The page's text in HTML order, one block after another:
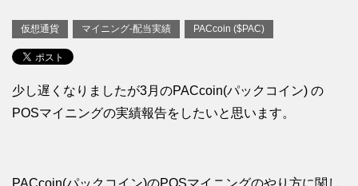
仮想通貨 マイニング-配当実績 PACcoin ($PAC)
少し遅くなりましたが3月のPACcoin(パックコイン) の
POSマイニングの実績報告をしたいと思います。